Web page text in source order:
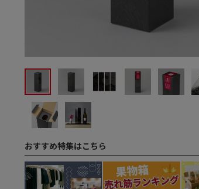
おすすめ特集はこちら